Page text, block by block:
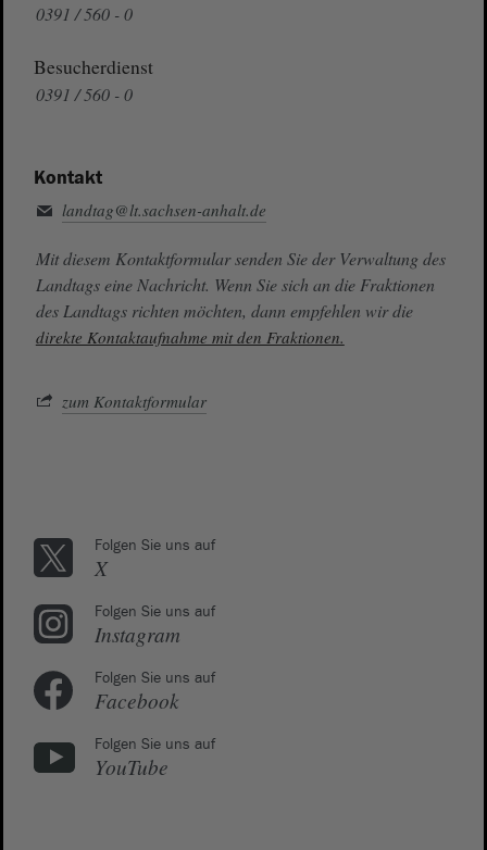
0391 / 560 - 0
Besucherdienst
0391 / 560 - 0
Kontakt
landtag@lt.sachsen-anhalt.de
Mit diesem Kontaktformular senden Sie der Verwaltung des
Landtags eine Nachricht. Wenn Sie sich an die Fraktionen
des Landtags richten möchten, dann empfehlen wir die
direkte Kontaktaufnahme mit den Fraktionen.
zum Kontaktformular
Folgen Sie uns auf
X
Folgen Sie uns auf
Instagram
Folgen Sie uns auf
Facebook
Folgen Sie uns auf
YouTube